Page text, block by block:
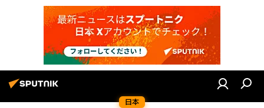
日本